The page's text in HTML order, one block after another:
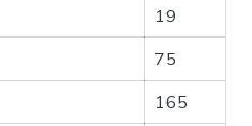
19
75
165